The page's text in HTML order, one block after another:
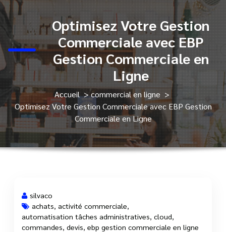
Optimisez Votre Gestion
Commerciale avec EBP
Gestion Commerciale en
Ligne
Accueil>commercial en ligne>
Optimisez Votre Gestion Commerciale avec EBP Gestion
Commerciale en Ligne
1 Sep, 2025
silvaco
achats activité commerciale
automatisation tâches administratives cloud
commandes devis ebp gestion commerciale en ligne